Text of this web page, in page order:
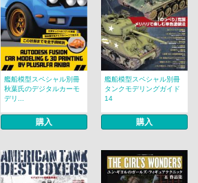
艦船模型スペシャル別冊
秋葉氏のデジタルカーモ
デリ...
購入
艦船模型スペシャル別冊
タンクモデリングガイド
14
購入